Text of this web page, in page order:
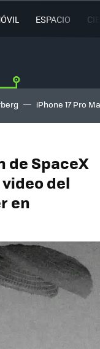
ESPACIO
iPhone 17 Pro
de SpaceX
del
en